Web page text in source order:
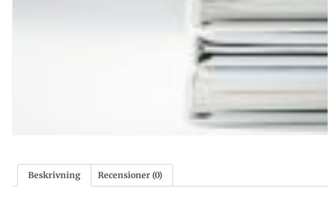
Beskrivning Recensioner (0)